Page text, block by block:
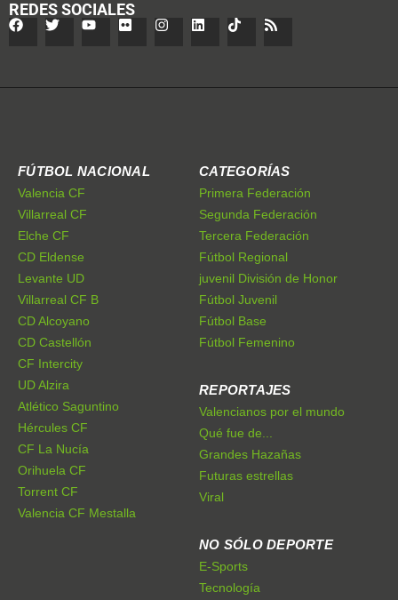
REDES SOCIALES
FÚTBOL NACIONAL
Valencia CF
Villarreal CF
Elche CF
CD Eldense
Levante UD
Villarreal CF B
CD Alcoyano
CD Castellón
CF Intercity
UD Alzira
Atlético Saguntino
Hércules CF
CF La Nucía
Orihuela CF
Torrent CF
Valencia CF Mestalla
CATEGORÍAS
Primera Federación
Segunda Federación
Tercera Federación
Fútbol Regional
juvenil División de Honor
Fútbol Juvenil
Fútbol Base
Fútbol Femenino
REPORTAJES
Valencianos por el mundo
Qué fue de...
Grandes Hazañas
Futuras estrellas
Viral
NO SÓLO DEPORTE
E-Sports
Tecnología